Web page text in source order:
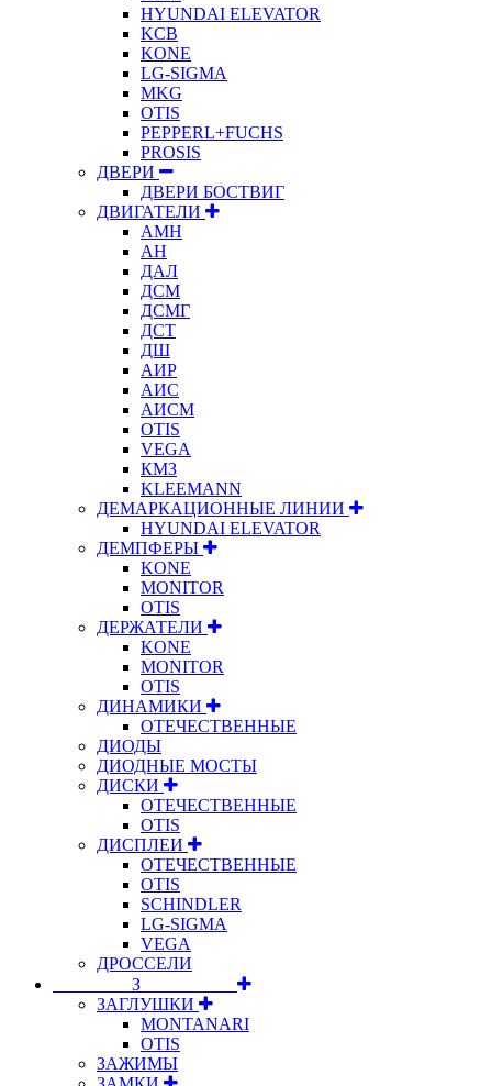
HYUNDAI ELEVATOR
KCB
KONE
LG-SIGMA
MKG
OTIS
PEPPERL+FUCHS
PROSIS
ДВЕРИ
ДВЕРИ БОСТВИГ
ДВИГАТЕЛИ
АМН
АН
ДАЛ
ДСМ
ДСМГ
ДСТ
ДШ
АИР
АИС
АИСМ
OTIS
VEGA
КМЗ
KLEEMANN
ДЕМАРКАЦИОННЫЕ ЛИНИИ
HYUNDAI ELEVATOR
ДЕМПФЕРЫ
KONE
MONITOR
OTIS
ДЕРЖАТЕЛИ
KONE
MONITOR
OTIS
ДИНАМИКИ
ОТЕЧЕСТВЕННЫЕ
ДИОДЫ
ДИОДНЫЕ МОСТЫ
ДИСКИ
ОТЕЧЕСТВЕННЫЕ
OTIS
ДИСПЛЕИ
ОТЕЧЕСТВЕННЫЕ
OTIS
SCHINDLER
LG-SIGMA
VEGA
ДРОССЕЛИ
⠀⠀⠀⠀⠀⠀З⠀⠀⠀⠀⠀⠀⠀
ЗАГЛУШКИ
MONTANARI
OTIS
ЗАЖИМЫ